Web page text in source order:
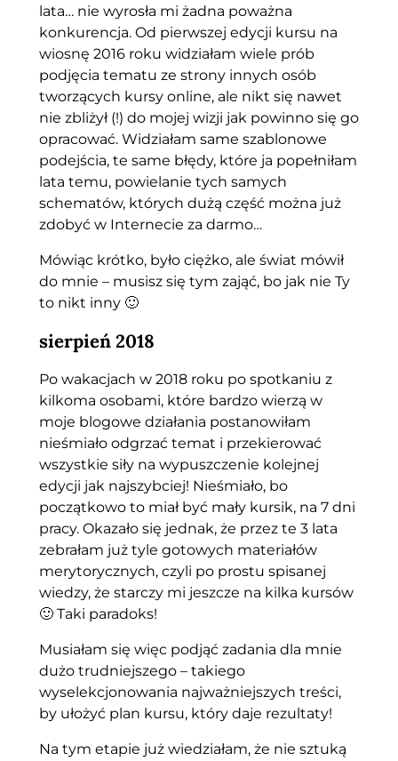
lata… nie wyrosła mi żadna poważna
konkurencja. Od pierwszej edycji kursu na
wiosnę 2016 roku widziałam wiele prób
podjęcia tematu ze strony innych osób
tworzących kursy online, ale nikt się nawet
nie zbliżył (!) do mojej wizji jak powinno się go
opracować. Widziałam same szablonowe
podejścia, te same błędy, które ja popełniłam
lata temu, powielanie tych samych
schematów, których dużą część można już
zdobyć w Internecie za darmo…
Mówiąc krótko, było ciężko, ale świat mówił
do mnie – musisz się tym zająć, bo jak nie Ty
to nikt inny 🙂
sierpień 2018
Po wakacjach w 2018 roku po spotkaniu z
kilkoma osobami, które bardzo wierzą w
moje blogowe działania postanowiłam
nieśmiało odgrzać temat i przekierować
wszystkie siły na wypuszczenie kolejnej
edycji jak najszybciej! Nieśmiało, bo
początkowo to miał być mały kursik, na 7 dni
pracy. Okazało się jednak, że przez te 3 lata
zebrałam już tyle gotowych materiałów
merytorycznych, czyli po prostu spisanej
wiedzy, że starczy mi jeszcze na kilka kursów
🙂 Taki paradoks!
Musiałam się więc podjąć zadania dla mnie
dużo trudniejszego – takiego
wyselekcjonowania najważniejszych treści,
by ułożyć plan kursu, który daje rezultaty!
Na tym etapie już wiedziałam, że nie sztuką